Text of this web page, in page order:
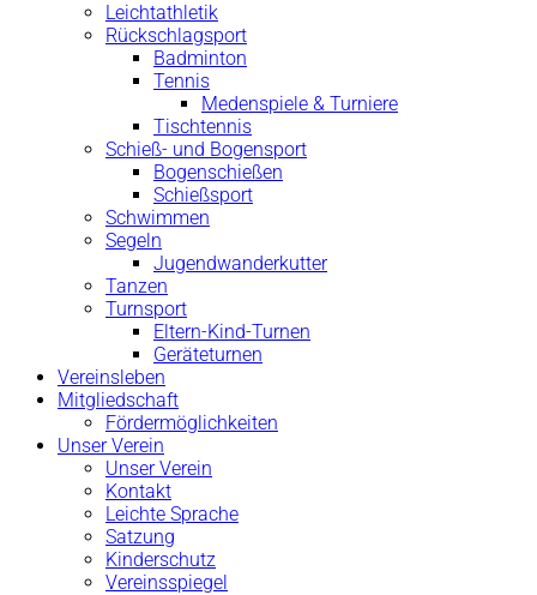
Leichtathletik
Rückschlagsport
Badminton
Tennis
Medenspiele & Turniere
Tischtennis
Schieß- und Bogensport
Bogenschießen
Schießsport
Schwimmen
Segeln
Jugendwanderkutter
Tanzen
Turnsport
Eltern-Kind-Turnen
Geräteturnen
Vereinsleben
Mitgliedschaft
Fördermöglichkeiten
Unser Verein
Unser Verein
Kontakt
Leichte Sprache
Satzung
Kinderschutz
Vereinsspiegel